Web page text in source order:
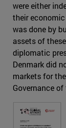
were either
their
was done by
assets of
diplomatic
Denmark did
markets for
Governance